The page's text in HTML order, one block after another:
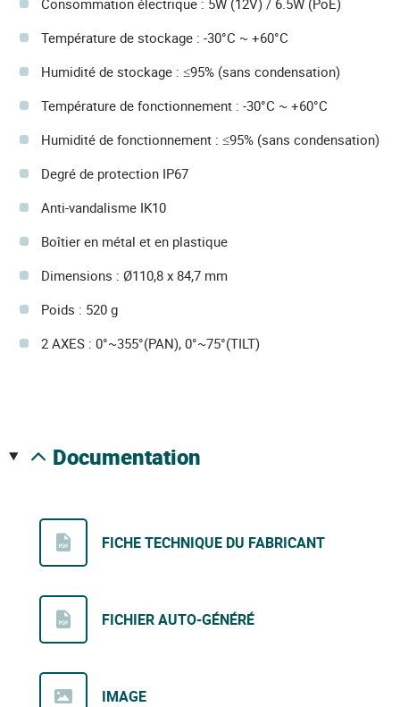
Température de stockage : -30°C ~ +60°C
Humidité de stockage : ≤95% (sans condensation)
Température de fonctionnement : -30°C ~ +60°C
Humidité de fonctionnement : ≤95% (sans condensation)
Degré de protection IP67
Anti-vandalisme IK10
Boîtier en métal et en plastique
Dimensions : Ø110,8 x 84,7 mm
Poids : 520 g
2 AXES : 0°~355°(PAN), 0°~75°(TILT)
documentation
FICHE TECHNIQUE DU FABRICANT
FICHIER AUTO-GÉNÉRÉ
IMAGE